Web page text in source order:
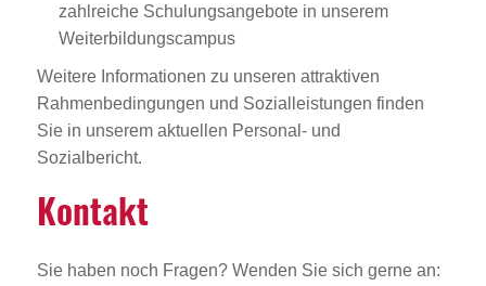
zahlreiche Schulungsangebote in unserem
Weiterbildungscampus
Weitere Informationen zu unseren attraktiven
Rahmenbedingungen und Sozialleistungen finden
Sie in unserem aktuellen Personal- und
Sozialbericht.
Kontakt
Sie haben noch Fragen? Wenden Sie sich gerne an: